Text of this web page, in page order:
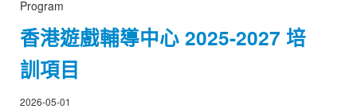
香港遊戲輔導中心 2025-2027 培
訓項目
2026-05-01